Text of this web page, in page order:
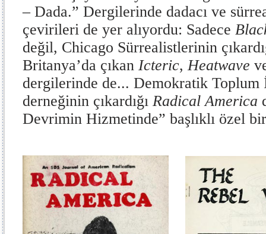
– Dada.” Dergilerinde dadacı ve
çevirileri de yer alıyordu: Sadece
değil, Chicago Sürrealistlerinin
Britanya’da çıkan Icteric,Heatwave
dergilerinde de... Demokratik
derneğinin çıkardığı Radical America
Devrimin Hizmetinde” başlıklı özel bir